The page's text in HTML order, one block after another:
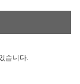
습니다.